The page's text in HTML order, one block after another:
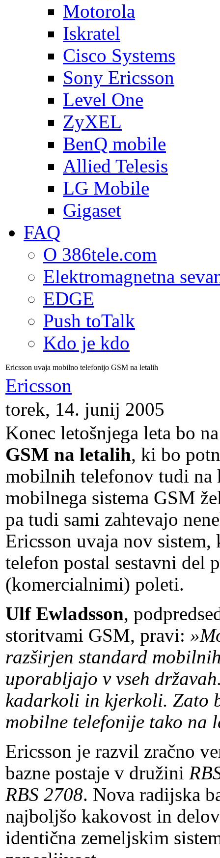
Motorola
Iskratel
Cisco Systems
Sony Ericsson
Level One
ZyXEL
BenQ mobile
Allied Telesis
LG Mobile
Gigaset
FAQ
O 386tele.com
Elektromagnetna
EDGE
Push toTalk
Kdo je kdo
Ericsson uvaja mobilno telefonijo GSM na letalih
Ericsson
torek, 14. junij 2005
Konec letošnjega leta bo
GSM na letalih, ki bo
mobilnih telefonov tudi
mobilnega sistema GSM
pa tudi sami zahtevajo
Ericsson uvaja nov
telefon postal sestavni del
(komercialnimi) poleti.
Ulf Ewladsson,
storitvami GSM, pravi:
razširjen standard
uporabljajo v vseh
kadarkoli in kjerkoli. Zato
mobilne telefonije tako na
Ericsson je razvil zračno
bazne postaje v družini
RBS 2708. Nova radijska
najboljšo kakovost in
identična zemeljskim